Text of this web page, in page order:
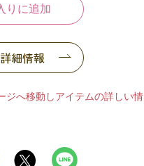
りに追加
細情報
ジへ移動しアイテムの詳しい情